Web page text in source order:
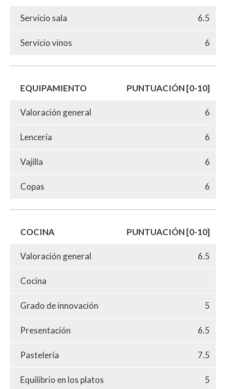
Servicio sala 6.5
Servicio vinos 6
EQUIPAMIENTO PUNTUACIÓN [0-10]
Valoración general 6
Lencería 6
Vajilla 6
Copas 6
COCINA PUNTUACIÓN [0-10]
Valoración general 6.5
Cocina
Grado de innovación 5
Presentación 6.5
Pastelería 7.5
Equilibrio en los platos 5